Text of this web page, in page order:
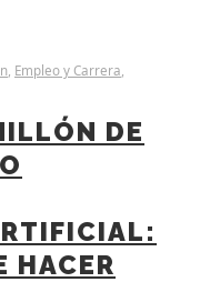
, Empleo y Carrera,
DE
HACER